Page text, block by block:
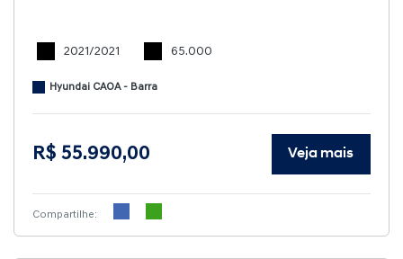
2021/2021 65.000
Hyundai CAOA - Barra
R$ 55.990,00 Veja mais
Compartilhe: